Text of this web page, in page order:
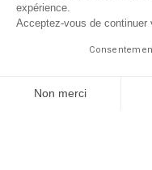
expérience.
Acceptez-vous de
Non merci